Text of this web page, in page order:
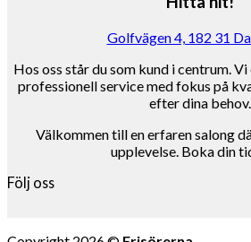
Golfvägen 4, 182 31
Hos oss står du som kund i centrum.
professionell service med fokus på
efter dina behov.
Välkommen till en erfaren salong
upplevelse. Boka din
Följ oss